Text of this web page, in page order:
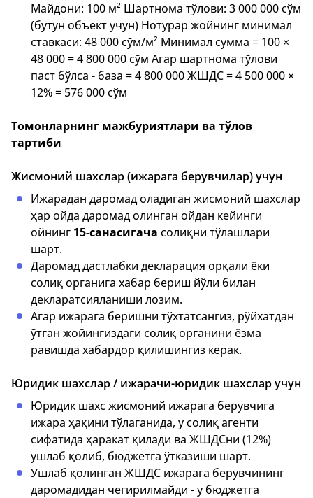
Майдони: 100 м² Шартнома тўлови: 3 000 000 сўм
(бутун объект учун) Нотурар жойнинг минимал
ставкаси: 48 000 сўм/м² Минимал сумма = 100 ×
48 000 = 4 800 000 сўм Агар шартнома тўлови
паст бўлса - база = 4 800 000 ЖШДС = 4 500 000 ×
12% = 576 000 сўм
Томонларнинг мажбуриятлари ва тўлов
тартиби
Жисмоний шахслар (ижарага берувчилар) учун
Ижарадан даромад оладиган жисмоний шахслар
ҳар ойда даромад олинган ойдан кейинги
ойнинг 15-санасигача солиқни тўлашлари
шарт.
Даромад дастлабки декларация орқали ёки
солиқ органига хабар бериш йўли билан
декларатсияланиши лозим.
Агар ижарага беришни тўхтатсангиз, рўйхатдан
ўтган жойингиздаги солиқ органини ёзма
равишда хабардор қилишингиз керак.
Юридик шахслар / ижарачи-юридик шахслар учун
Юридик шахс жисмоний ижарага берувчига
ижара ҳақини тўлаганида, у солиқ агенти
сифатида ҳаракат қилади ва ЖШДСни (12%)
ушлаб қолиб, бюджетга ўтказиши шарт.
Ушлаб қолинган ЖШДС ижарага берувчининг
даромадидан чегирилмайди - у бюджетга